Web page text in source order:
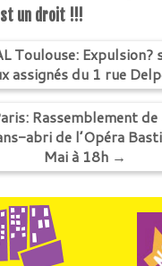
un droit !!!
Toulouse: Expulsion?
assignés du 1 rue
Rassemblement
abri de l’Opéra
Mai à 18h →